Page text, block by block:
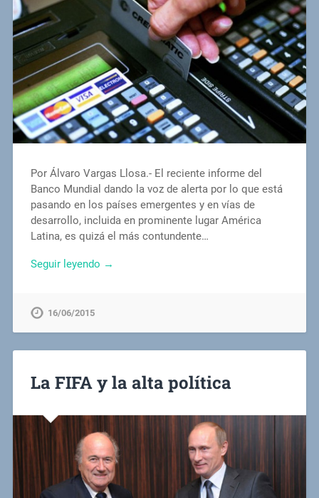
Por Álvaro Vargas Llosa.- El reciente informe del
Banco Mundial dando la voz de alerta por lo que está
pasando en los países emergentes y en vías de
desarrollo, incluida en prominente lugar América
Latina, es quizá el más contundente…
Seguir leyendo →
16/06/2015
La FIFA y la alta política